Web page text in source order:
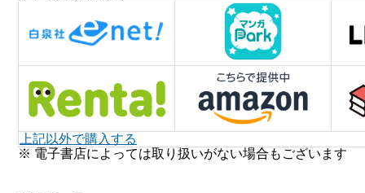
上記以外で購入する
※ 電子書店によっては取り扱いがない場合もございます